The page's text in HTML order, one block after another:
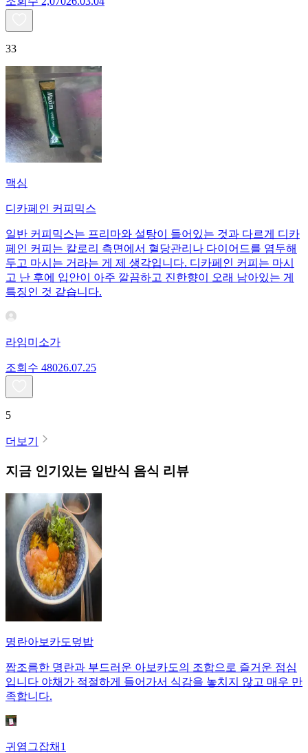
33
맥심
디카페인 커피믹스
일반 커피믹스는 프리마와 설탕이 들어있는 것과 다르게 디카
페인 커피는 칼로리 측면에서 혈당관리나 다이어드를 염두해
두고 마시는 거라는 게 제 생각입니다. 디카페인 커피는 마시
고 난 후에 입안이 아주 깔끔하고 진한향이 오래 남아있는 게
특징인 것 같습니다.
라임미소가
조회수 48026.07.25
5
더보기
지금 인기있는 일반식 음식 리뷰
명란아보카도덮밥
짭조름한 명란과 부드러운 아보카도의 조합으로 즐거운 점심
입니다 야채가 적절하게 들어가서 식감을 놓치지 않고 매우 만
족합니다.
귀염그잡채1